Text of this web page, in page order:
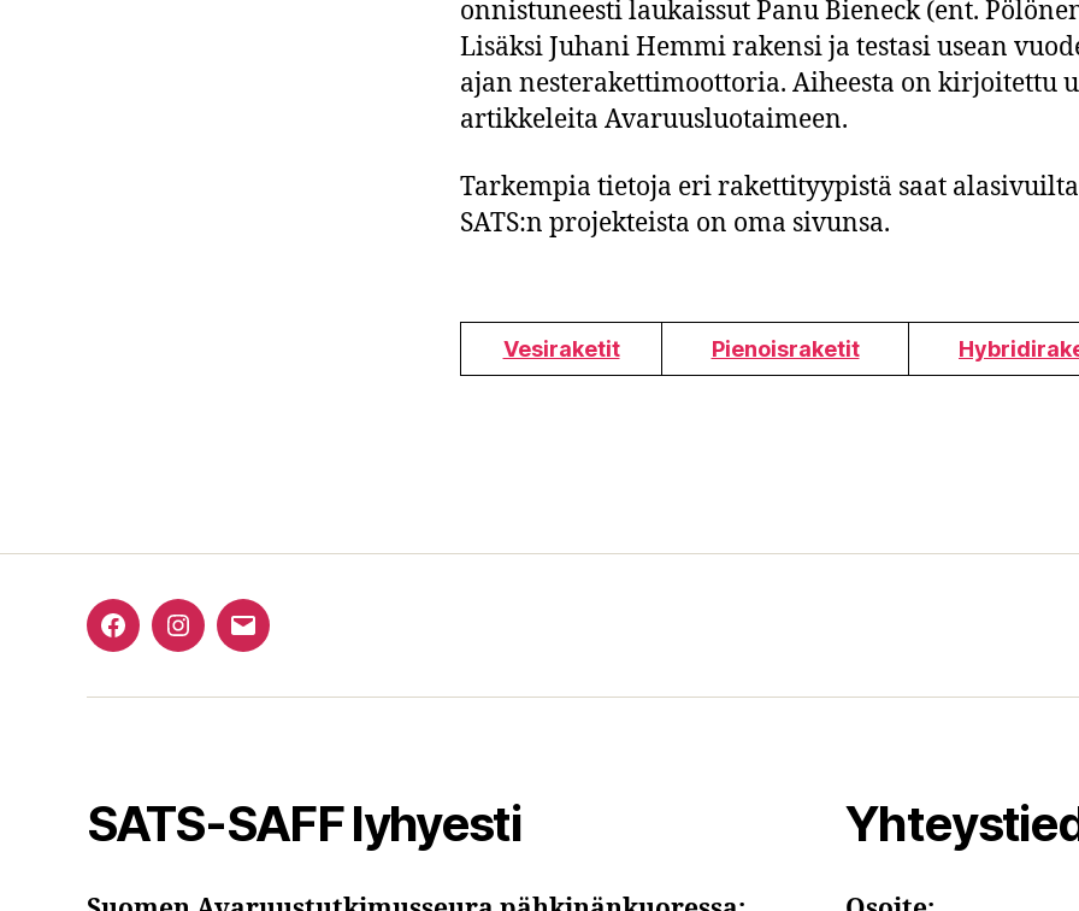
onnistuneesti laukaissut Panu Bieneck (ent.
Lisäksi Juhani Hemmi rakensi ja testasi usean
ajan nesterakettimoottoria. Aiheesta on kirjoitettu
artikkeleita Avaruusluotaimeen.
Tarkempia tietoja eri rakettityypistä saat
SATS:n projekteista on oma sivunsa.
Vesiraketit Pienoisraketit
FacebookInstagram
Email
SATS-SAFF lyhyesti